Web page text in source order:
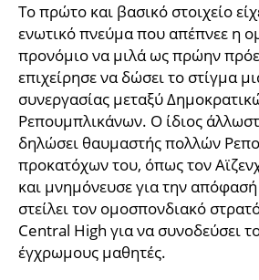
Το πρώτο και βασικό στοιχείο
ενωτικό πνεύμα που απέπνεε η
προνόμιο να μιλά ως πρώην
επιχείρησε να δώσει το στίγμα
συνεργασίας μεταξύ
Ρεπουμπλικάνων. Ο ίδιος
δηλώσει θαυμαστής πολλών
προκατόχων του, όπως τον
και μνημόνευσε για την
στείλει τον ομοσπονδιακό
Central High για να συνοδεύσει
έγχρωμους μαθητές.